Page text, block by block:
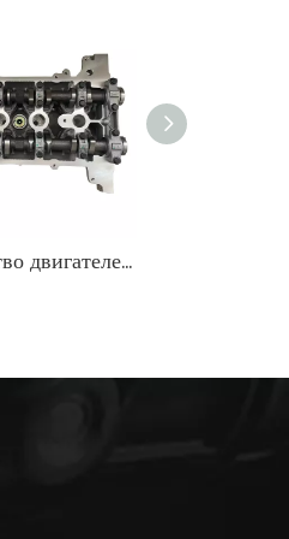
Производство двигателей K4M в сборе с головкой блока цилиндров для Renault